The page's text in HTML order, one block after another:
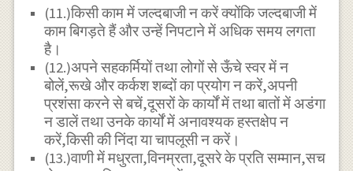
(11.)किसी काम में जल्दबाजी न करें क्योंकि जल्दबाजी में
काम बिगड़ते हैं और उन्हें निपटाने में अधिक समय लगता
है।
(12.)अपने सहकर्मियों तथा लोगों से ऊँचे स्वर में न
बोलें,रूखे और कर्कश शब्दों का प्रयोग न करें,अपनी
प्रशंसा करने से बचें,दूसरों के कार्यों में तथा बातों में अडंगा
न डालें तथा उनके कार्यों में अनावश्यक हस्तक्षेप न
करें,किसी की निंदा या चापलूसी न करें।
(13.)वाणी में मधुरता,विनम्रता,दूसरे के प्रति सम्मान,सच